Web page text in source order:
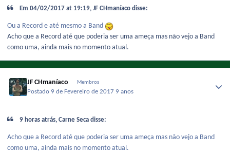
Em 04/02/2017 at 19:19, JF CHmaníaco disse:
Ou a Record e até mesmo a Band
Acho que a Record até que poderia ser uma ameça mas não vejo a Band
como uma, ainda mais no momento atual.
JF CHmaníaco Membros
Postado 9 de Fevereiro de 2017 9 anos
9 horas atrás, Carne Seca disse:
Acho que a Record até que poderia ser uma ameça mas não vejo a Band
como uma, ainda mais no momento atual.